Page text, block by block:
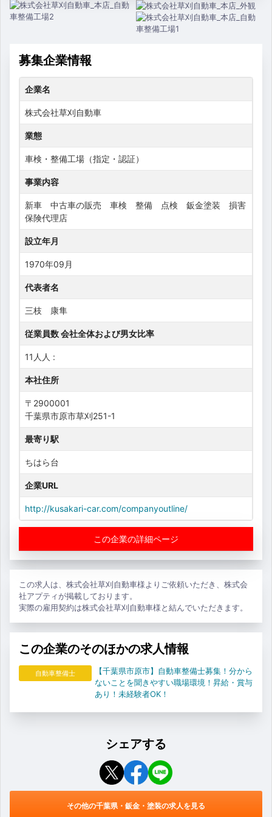
募集企業情報
企業名
株式会社草刈自動車
業態
車検・整備工場（指定・認証）
事業内容
新車 中古車の販売 車検 整備 点検 鈑金塗装 損害
保険代理店
設立年月
1970年09月
代表者名
三枝 康隼
従業員数 会社全体および男女比率
11人人 :
本社住所
〒2900001
千葉県市原市草刈251-1
最寄り駅
ちはら台
企業URL
http://kusakari-car.com/companyoutline/
この企業の詳細ページ
この求人は、株式会社草刈自動車様よりご依頼いただき、株式会
社アプティが掲載しております。
実際の雇用契約は株式会社草刈自動車様と結んでいただきます。
この企業のそのほかの求人情報
自動車整備士
【千葉県市原市】自動車整備士募集！分から
ないことを聞きやすい職場環境！昇給・賞与
あり！未経験者OK！
シェアする
その他の千葉県・鈑金・塗装の求人を見る